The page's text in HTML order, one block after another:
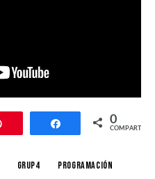
Compartir0
COMPARTIR
grup4 Programación